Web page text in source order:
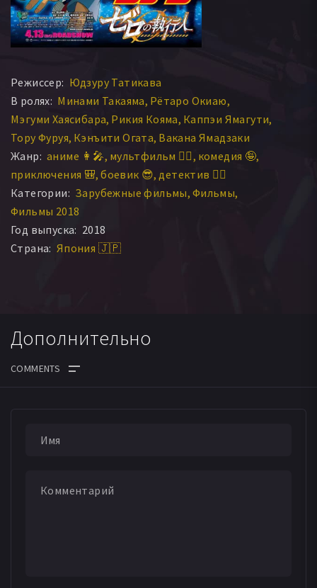
Режиссер: Юдзуру Татикава
В ролях: Минами Такаяма Рётаро Окиаю
Мэгуми Хаясибара Рикия Кояма Каппэи Ямагути
Тору Фуруя Кэнъити Огата Вакана Ямадзаки
Жанр: аниме 👩‍🎤 мультфильм 🧚‍♀️ комедия 🤪
приключения 🎒 боевик 😎 детектив 🕵️‍♂️
Категории: Зарубежные фильмы Фильмы
Фильмы 2018
Год выпуска: 2018
Страна: Япония 🇯🇵
Дополнительно